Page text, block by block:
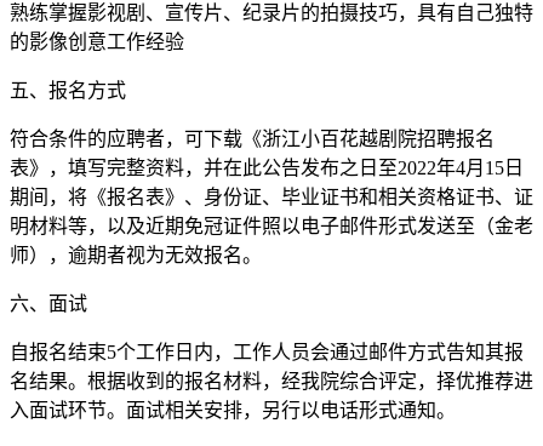
熟练掌握影视剧、宣传片、纪录片的拍摄技巧，具有自己独特
的影像创意工作经验
五、报名方式
符合条件的应聘者，可下载《浙江小百花越剧院招聘报名
表》，填写完整资料，并在此公告发布之日至2022年4月15日
期间，将《报名表》、身份证、毕业证书和相关资格证书、证
明材料等，以及近期免冠证件照以电子邮件形式发送至（金老
师），逾期者视为无效报名。
六、面试
自报名结束5个工作日内，工作人员会通过邮件方式告知其报
名结果。根据收到的报名材料，经我院综合评定，择优推荐进
入面试环节。面试相关安排，另行以电话形式通知。